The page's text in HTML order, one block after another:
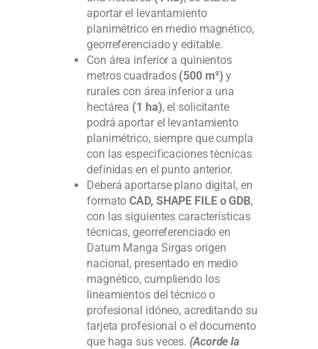
aportar el levantamiento
planimétrico en medio magnético,
georreferenciado y editable.
Con área inferior a quinientos
metros cuadrados (500 m²) y
rurales con área inferior a una
hectárea (1 ha), el solicitante
podrá aportar el levantamiento
planimétrico, siempre que cumpla
con las especificaciones técnicas
definidas en el punto anterior.
Deberá aportarse plano digital, en
formatoCAD, SHAPE FILE o GDB,
con las siguientes características
técnicas, georreferenciado en
Datum Manga Sirgas origen
nacional, presentado en medio
magnético, cumpliendo los
lineamientos del técnico o
profesional idóneo, acreditando su
tarjeta profesional o el documento
que haga sus veces. (Acorde la